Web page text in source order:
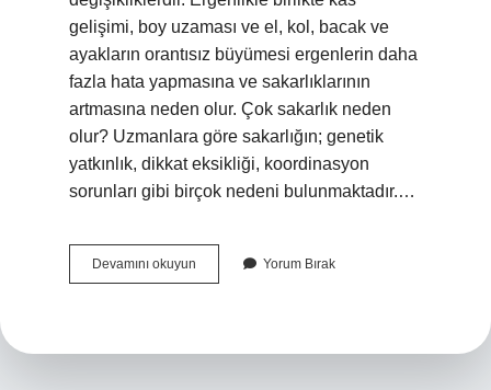
gelişimi, boy uzaması ve el, kol, bacak ve
ayakların orantısız büyümesi ergenlerin daha
fazla hata yapmasına ve sakarlıklarının
artmasına neden olur. Çok sakarlık neden
olur? Uzmanlara göre sakarlığın; genetik
yatkınlık, dikkat eksikliği, koordinasyon
sorunları gibi birçok nedeni bulunmaktadır.…
Devamını okuyun Ergenlik
Döneminde
Yorum Bırak